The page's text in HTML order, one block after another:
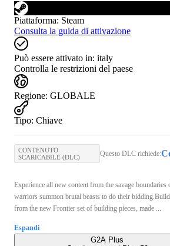
Piattaforma: Steam
Consulta la guida di attivazione
Può essere attivato in: italy
Controlla le restrizioni del paese
Regione: GLOBALE
Tipo: Chiave
CONTENUTO
SCARICABILE (DLC)
Questo DLC richiede:
Experience all new content from the savage
warriors summon brutal beasts to do their
from the new Frontier set of building pieces, made ...
Espandi
G2A Plus